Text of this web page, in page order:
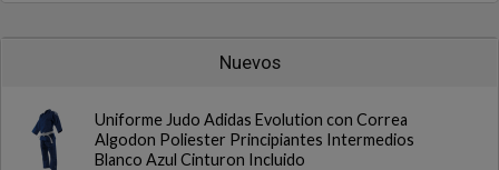
Nuevos
Uniforme Judo Adidas Evolution con Correa
Algodon Poliester Principiantes Intermedios
Blanco Azul Cinturon Incluido